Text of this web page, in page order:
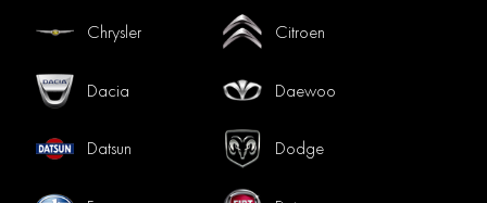
Chrysler Citroen
Dacia Daewoo
Datsun Dodge